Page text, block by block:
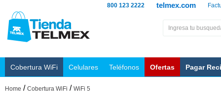
telmex.com
800 123 2222
Cobertura WiFi Celulares Teléfonos Ofertas Pagar
Home / Cobertura WiFi / WiFi 5